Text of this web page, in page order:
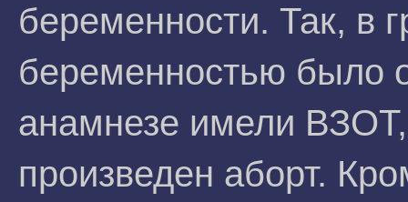
беременности. Так, в
беременностью было
анамнезе имели
произведен аборт.